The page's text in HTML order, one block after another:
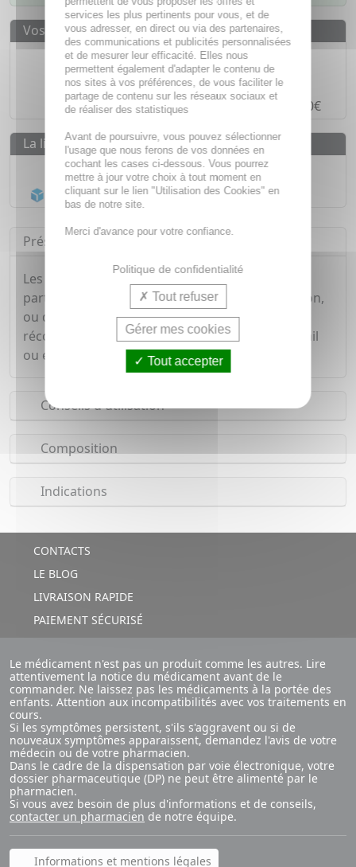
Vos avantages
Des prixIMBATTABLES
Paiement en ligneSÉCURISÉ
Paiement en 4 fois sans frais à partir de 30€
La livraison
Livraison gratuite dès55€
Acheminement Chronoposten 24h*
Présentation
Les boites "Les anis de Flavigny" s'emportent
partout, dans une poche de blouson, de pantalon,
ou dans un sac à main. Ils vous apporteront un
réconfort à tout moment de la journée, au travail
ou en balade.
Conseils d'utilisation
Composition
Indications
CONTACTS
LE BLOG
LIVRAISON RAPIDE
PAIEMENT SÉCURISÉ
Le médicament n'est pas un produit comme les autres. Lire
attentivement la notice du médicament avant de le
commander. Ne laissez pas les médicaments à la portée des
enfants. Attention aux incompatibilités avec vos traitements en
cours.
Si les symptômes persistent, s'ils s'aggravent ou si de
nouveaux symptômes apparaissent, demandez l'avis de votre
médecin ou de votre pharmacien.
Dans le cadre de la dispensation par voie électronique, votre
dossier pharmaceutique (DP) ne peut être alimenté par le
pharmacien.
Si vous avez besoin de plus d'informations et de conseils,
contacter un pharmacien de notre équipe.
Informations et mentions légales
services les plus pertinents pour vous, et de
vous adresser, en direct ou via des partenaires,
des communications et publicités personnalisées
et de mesurer leur efficacité. Elles nous
permettent également d'adapter le contenu de
nos sites à vos préférences, de vous faciliter le
partage de contenu sur les réseaux sociaux et
de réaliser des statistiques
Avant de poursuivre, vous pouvez sélectionner
l'usage que nous ferons de vos données en
cochant les cases ci-dessous. Vous pourrez
mettre à jour votre choix à tout moment en
cliquant sur le lien "Utilisation des Cookies" en
bas de notre site.
Merci d'avance pour votre confiance.
Politique de confidentialité
Tout refuser
Gérer mes cookies
Tout accepter